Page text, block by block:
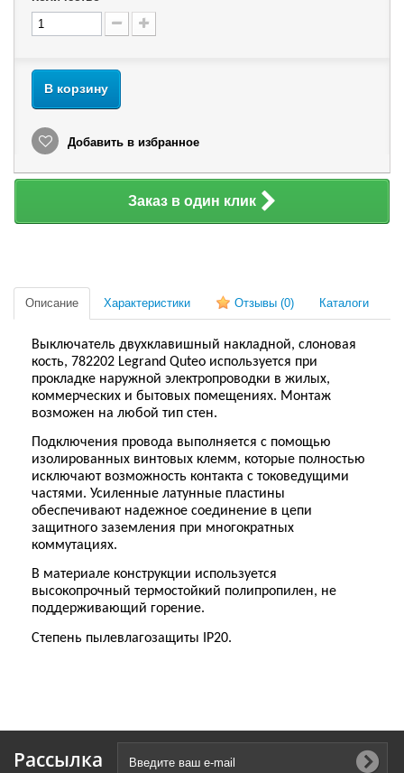
В корзину
Добавить в избранное
Заказ в один клик
Описание Характеристики Отзывы (0) Каталоги
Выключатель двухклавишный накладной, слоновая
кость, 782202 Legrand Quteo используется при
прокладке наружной электропроводки в жилых,
коммерческих и бытовых помещениях. Монтаж
возможен на любой тип стен.
Подключения провода выполняется с помощью
изолированных винтовых клемм, которые полностью
исключают возможность контакта с токоведущими
частями. Усиленные латунные пластины
обеспечивают надежное соединение в цепи
защитного заземления при многократных
коммутациях.
В материале конструкции используется
высокопрочный термостойкий полипропилен, не
поддерживающий горение.
Степень пылевлагозащиты IP20.
Рассылка